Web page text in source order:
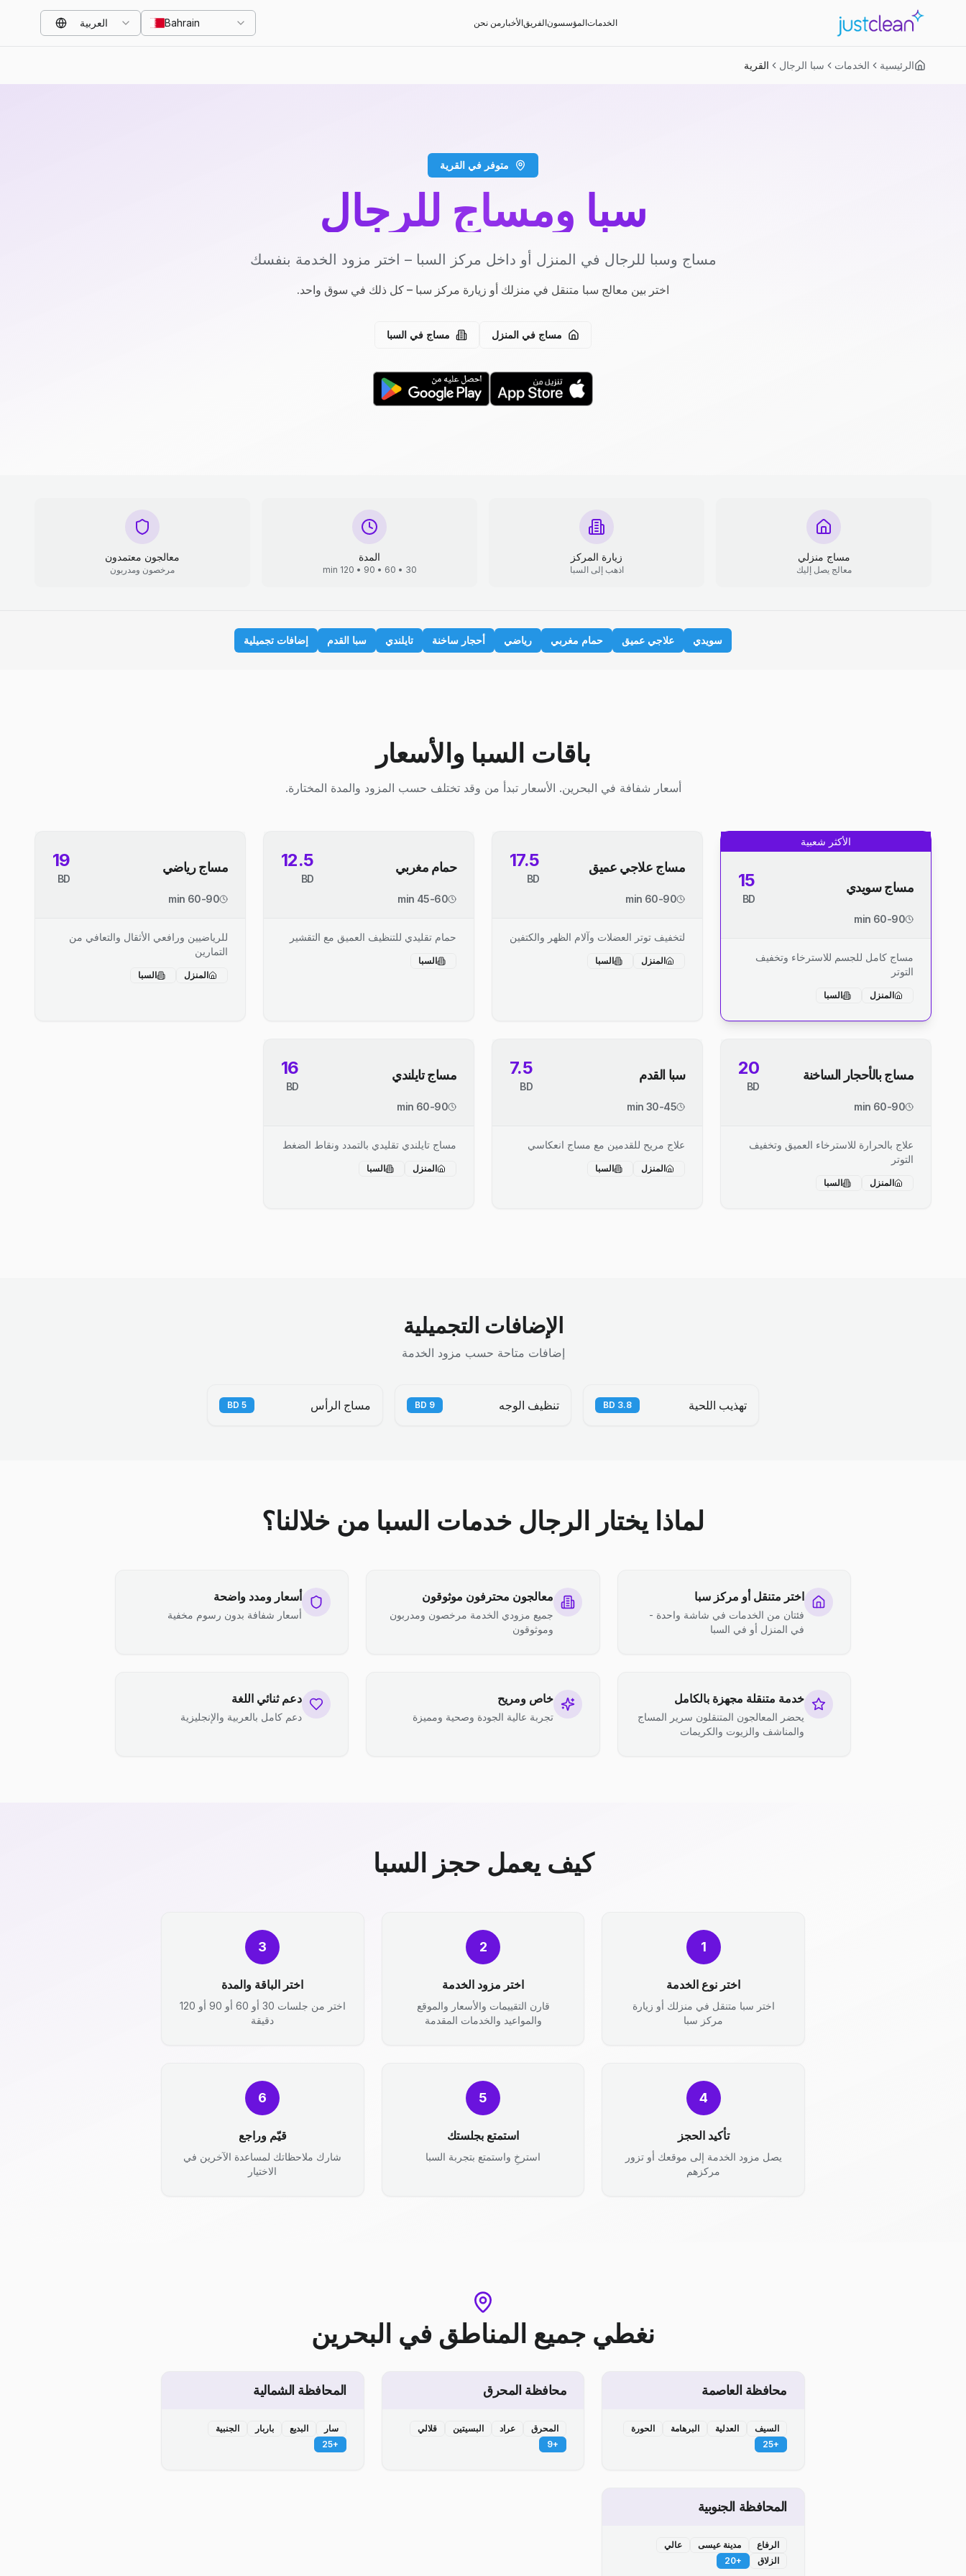
الخدماتالمؤسسونالفريقالأخبار من نحن Bahrain العربية
الرئيسية الخدمات سبا الرجال القرية
متوفر في القرية
سبا ومساج للرجال
مساج وسبا للرجال في المنزل أو داخل مركز السبا – اختر مزود الخدمة بنفسك
اختر بين معالج سبا متنقل في منزلك أو زيارة مركز سبا – كل ذلك في سوق واحد.
مساج في المنزل مساج في السبا
مساج منزلي
معالج يصل إليك
زيارة المركز
اذهب إلى السبا
المدة
30 • 60 • 90 • 120 min
معالجون معتمدون
مرخصون ومدربون
سويدي علاجي عميق حمام مغربي رياضي أحجار ساخنة تايلندي سبا القدم إضافات تجميلية
باقات السبا والأسعار
أسعار شفافة في البحرين. الأسعار تبدأ من وقد تختلف حسب المزود والمدة المختارة.
الأكثر شعبية
مساج سويدي 15
BD
60-90 min
مساج كامل للجسم للاسترخاء وتخفيف
التوتر
المنزل السبا
مساج علاجي عميق 17.5
BD
60-90 min
لتخفيف توتر العضلات وآلام الظهر والكتفين
المنزل السبا
حمام مغربي 12.5
BD
45-60 min
حمام تقليدي للتنظيف العميق مع التقشير
السبا
مساج رياضي 19
BD
60-90 min
للرياضيين ورافعي الأثقال والتعافي من
التمارين
المنزل السبا
مساج بالأحجار الساخنة 20
BD
60-90 min
علاج بالحرارة للاسترخاء العميق وتخفيف
التوتر
المنزل السبا
سبا القدم 7.5
BD
30-45 min
علاج مريح للقدمين مع مساج انعكاسي
المنزل السبا
مساج تايلندي 16
BD
60-90 min
مساج تايلندي تقليدي بالتمدد ونقاط الضغط
المنزل السبا
الإضافات التجميلية
إضافات متاحة حسب مزود الخدمة
تهذيب اللحية 3.8
BD تنظيف الوجه 9
BD مساج الرأس 5
BD
لماذا يختار الرجال خدمات السبا من خلالنا؟
اختر متنقل أو مركز سبا
فئتان من الخدمات في شاشة واحدة -
في المنزل أو في السبا
معالجون محترفون موثوقون
جميع مزودي الخدمة مرخصون ومدربون
وموثوقون
أسعار ومدد واضحة
أسعار شفافة بدون رسوم مخفية
خدمة متنقلة مجهزة بالكامل
يحضر المعالجون المتنقلون سرير المساج
والمناشف والزيوت والكريمات
خاص ومريح
تجربة عالية الجودة وصحية ومميزة
دعم ثنائي اللغة
دعم كامل بالعربية والإنجليزية
كيف يعمل حجز السبا
1
اختر نوع الخدمة
اختر سبا متنقل في منزلك أو زيارة
مركز سبا
2
اختر مزود الخدمة
قارن التقييمات والأسعار والموقع
والمواعيد والخدمات المقدمة
3
اختر الباقة والمدة
اختر من جلسات 30 أو 60 أو 90 أو 120
دقيقة
4
تأكيد الحجز
يصل مزود الخدمة إلى موقعك أو تزور
مركزهم
5
استمتع بجلستك
استرخِ واستمتع بتجربة السبا
6
قيّم وراجع
شارك ملاحظاتك لمساعدة الآخرين في
الاختيار
نغطي جميع المناطق في البحرين
محافظة العاصمة
السيف العدلية البرهامة
الحورة
+
25
محافظة المحرق
المحرق عراد البسيتين
قلالي
+
9
المحافظة الشمالية
سار البديع باربار
الجنبية
+
25
المحافظة الجنوبية
الرفاع مدينة عيسى
عالي
الزلاق
+
20